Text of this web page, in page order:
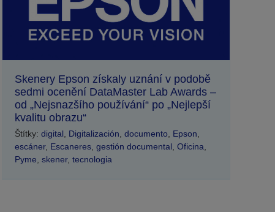
Skenery Epson získaly uznání v podobě
sedmi ocenění DataMaster Lab Awards –
od „Nejsnazšího používání“ po „Nejlepší
kvalitu obrazu“
Štítky: digital Digitalización documento Epson
escáner, Escaneres gestión documental Oficina
Pyme skener, tecnologia